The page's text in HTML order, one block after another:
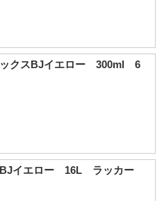
クスBJイエロー 300ml 6
イエロー 16L ラッカー